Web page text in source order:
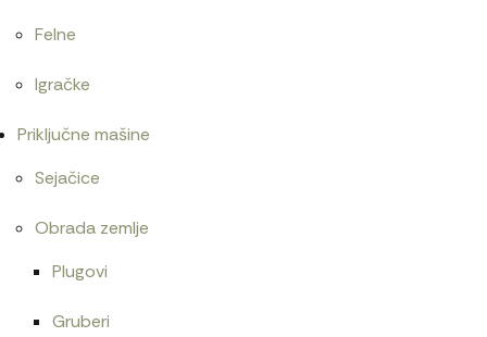
Felne
Igračke
Priključne mašine
Sejačice
Obrada zemlje
Plugovi
Gruberi